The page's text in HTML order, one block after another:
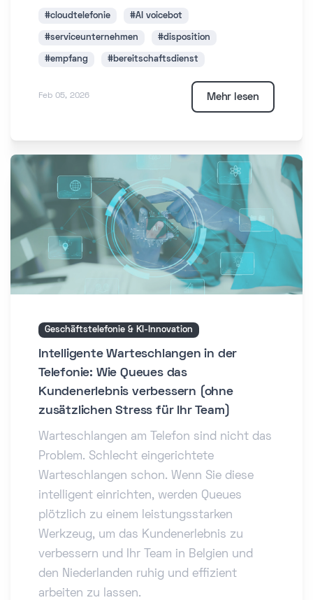
#cloudtelefonie #AI voicebot
#serviceunternehmen #disposition
#empfang #bereitschaftsdienst
Feb 05, 2026 Mehr lesen
Geschäftstelefonie & KI-Innovation
Intelligente Warteschlangen in der
Telefonie: Wie Queues das
Kundenerlebnis verbessern (ohne
zusätzlichen Stress für Ihr Team)
Warteschlangen am Telefon sind nicht das
Problem. Schlecht eingerichtete
Warteschlangen schon. Wenn Sie diese
intelligent einrichten, werden Queues
plötzlich zu einem leistungsstarken
Werkzeug, um das Kundenerlebnis zu
verbessern und Ihr Team in Belgien und
den Niederlanden ruhig und effizient
arbeiten zu lassen.